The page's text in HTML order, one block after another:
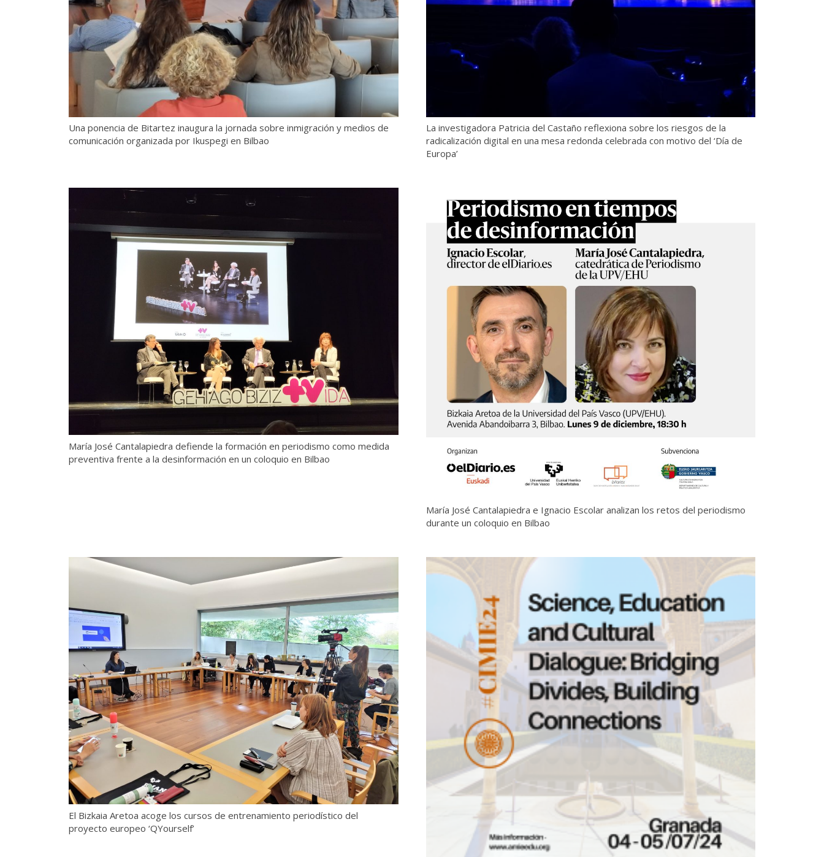
Una ponencia de Bitartez inaugura la jornada sobre inmigración y medios de
comunicación organizada por Ikuspegi en Bilbao
La investigadora Patricia del Castaño reflexiona sobre los riesgos de la
radicalización digital en una mesa redonda celebrada con motivo del ‘Día de
Europa’
María José Cantalapiedra defiende la formación en periodismo como medida
preventiva frente a la desinformación en un coloquio en Bilbao
María José Cantalapiedra e Ignacio Escolar analizan los retos del periodismo
durante un coloquio en Bilbao
El Bizkaia Aretoa acoge los cursos de entrenamiento periodístico del
proyecto europeo ‘QYourself’